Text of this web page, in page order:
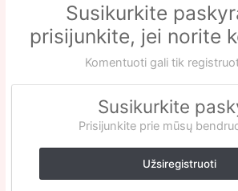
Susikurkite
prisijunkite, jei norite
Komentuoti gali tik
Susikurkite
Prisijunkite prie mūsų
Užsiregistruoti